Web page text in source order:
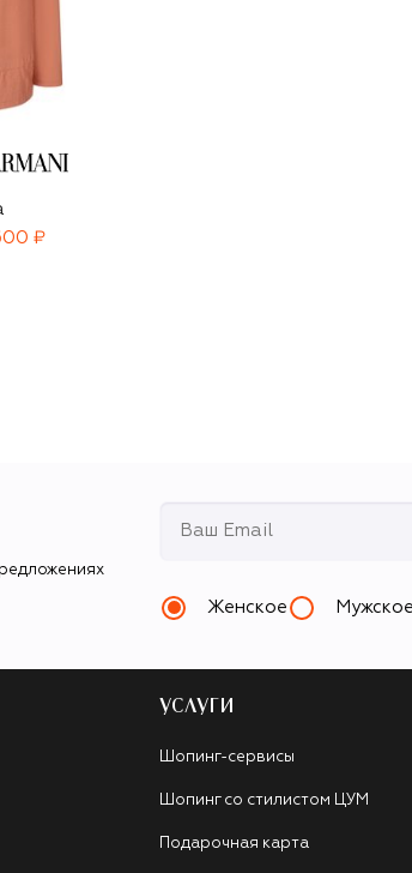
₽
Женское Мужское
УСЛУГИ
Шопинг-сервисы
Шопинг со стилистом ЦУМ
Подарочная карта